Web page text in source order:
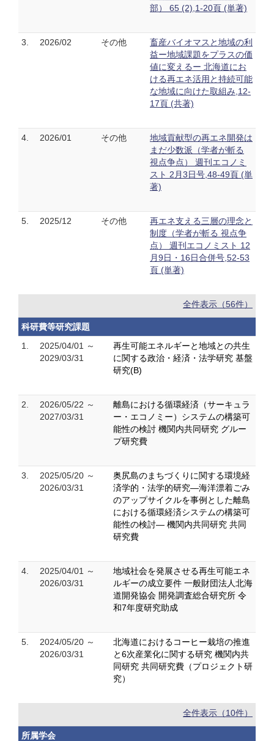
部） 65 (2),1-20頁 (単著)
3. 2026/02 その他
畜産バイオマスと地域の利
益ー地域課題をプラスの価
値に変えるー 北海道にお
ける再エネ活用と持続可能
な地域に向けた取組み,12-
17頁 (共著)
4. 2026/01 その他
地域貢献型の再エネ開発は
まだ少数派（学者が斬る
視点争点） 週刊エコノミ
スト 2月3日号,48-49頁 (単
著)
5. 2025/12 その他
再エネ支える三層の理念と
制度（学者が斬る 視点争
点） 週刊エコノミスト 12
月9日・16日合併号,52-53
頁 (単著)
全件表示（56件）
科研費等研究課題
1.
2025/04/01 ～
2029/03/31
再生可能エネルギーと地域との共生
に関する政治・経済・法学研究 基盤
研究(B)
2.
2026/05/22 ～
2027/03/31
離島における循環経済（サーキュラ
ー・エコノミー）システムの構築可
能性の検討 機関内共同研究 グルー
プ研究費
3.
2025/05/20 ～
2026/03/31
奥尻島のまちづくりに関する環境経
済学的・法学的研究―海洋漂着ごみ
のアップサイクルを事例とした離島
における循環経済システムの構築可
能性の検討― 機関内共同研究 共同
研究費
4.
2025/04/01 ～
2026/03/31
地域社会を発展させる再生可能エネ
ルギーの成立要件 一般財団法人北海
道開発協会 開発調査総合研究所 令
和7年度研究助成
5.
2024/05/20 ～
2026/03/31
北海道におけるコーヒー栽培の推進
と6次産業化に関する研究 機関内共
同研究 共同研究費（プロジェクト研
究）
全件表示（10件）
所属学会